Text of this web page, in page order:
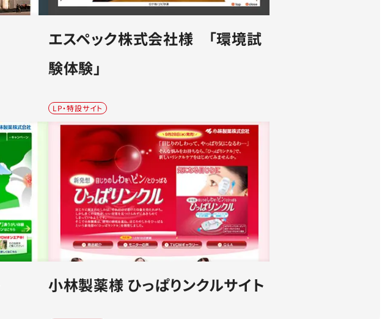
エスペック株式会社様 「環境試
験体験」
LP・特設サイト
小林製薬様 ひっぱりンクルサイト